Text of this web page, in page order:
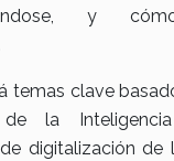
y
temas clave
de la
digitalización de